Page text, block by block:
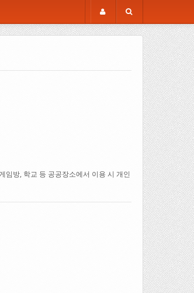
임방, 학교 등 공공장소에서 이용 시 개인